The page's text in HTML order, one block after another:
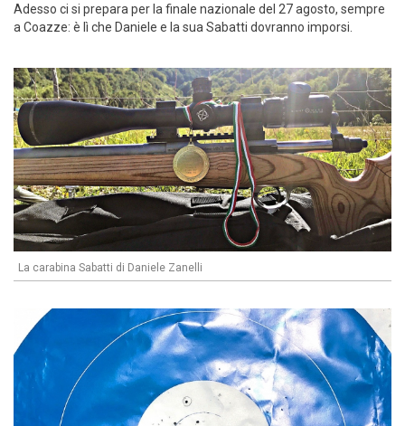
Adesso ci si prepara per la finale nazionale del 27 agosto, sempre
a Coazze: è lì che Daniele e la sua Sabatti dovranno imporsi.
La carabina Sabatti di Daniele Zanelli